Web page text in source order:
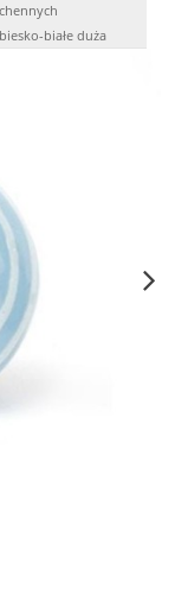
białe duża